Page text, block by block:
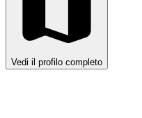
Vedi il profilo completo